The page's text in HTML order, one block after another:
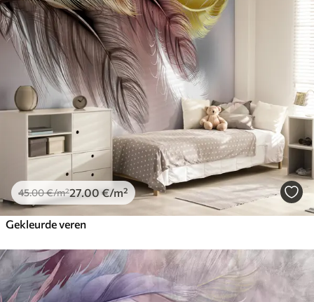
45.00€/m²27.00 €/m²
Gekleurde veren